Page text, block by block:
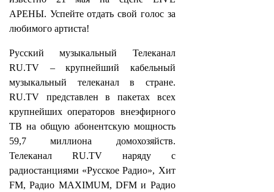
АРЕНЫ. Успейте отдать свой голос за
любимого артиста!
Русский музыкальный Телеканал
RU.TV – крупнейший кабельный
музыкальный телеканал в стране.
RU.TV представлен в пакетах всех
крупнейших операторов внеэфирного
ТВ на общую абонентскую мощность
59,7 миллиона домохозяйств.
Телеканал RU.TV наряду с
радиостанциями «Русское Радио», Хит
FM, Радио MAXIMUM, DFM и Радио